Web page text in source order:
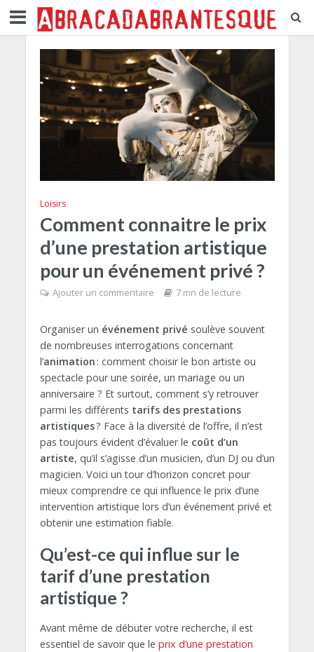
Loisirs
Comment connaitre le prix
d’une prestation artistique
pour un événement privé ?
Ajouter un commentaire 7 mn de lecture
Organiser un événement privé soulève souvent
de nombreuses interrogations concernant
l’animation : comment choisir le bon artiste ou
spectacle pour une soirée, un mariage ou un
anniversaire ? Et surtout, comment s’y retrouver
parmi les différents tarifs des prestations
artistiques? Face à la diversité de l’offre, il n’est
pas toujours évident d’évaluer le coût d’un
artiste, qu’il s’agisse d’un musicien, d’un DJ ou d’un
magicien. Voici un tour d’horizon concret pour
mieux comprendre ce qui influence le prix d’une
intervention artistique lors d’un événement privé et
obtenir une estimation fiable.
Qu’est-ce qui influe sur le
tarif d’une prestation
artistique ?
Avant même de débuter votre recherche, il est
essentiel de savoir que le prix d’une prestation